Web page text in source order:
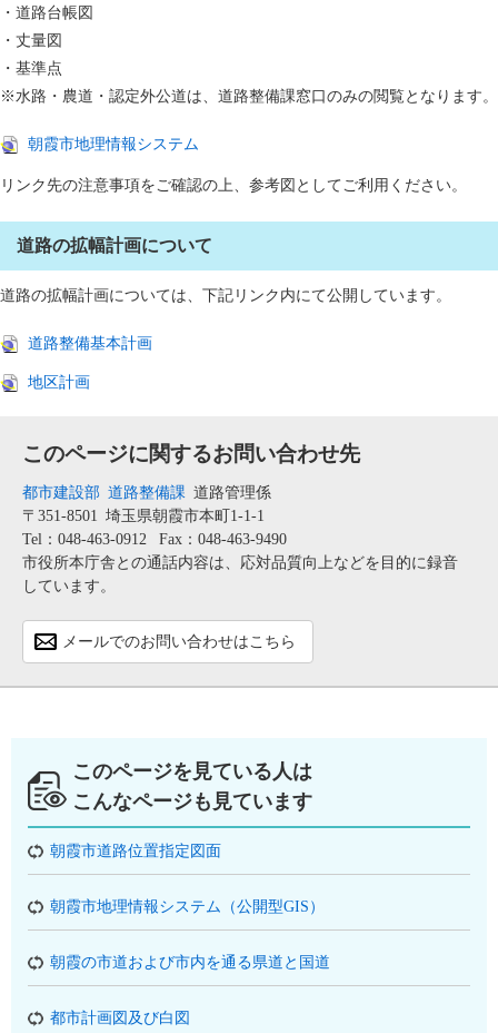
・道路台帳図
・丈量図
・基準点
※水路・農道・認定外公道は、道路整備課窓口のみの閲覧となります。
朝霞市地理情報システム
リンク先の注意事項をご確認の上、参考図としてご利用ください。
道路の拡幅計画について
道路の拡幅計画については、下記リンク内にて公開しています。
道路整備基本計画
地区計画
このページに関するお問い合わせ先
都市建設部 道路整備課 道路管理係
〒351-8501 埼玉県朝霞市本町1-1-1
Tel：048-463-0912
Fax：048-463-9490
市役所本庁舎との通話内容は、応対品質向上などを目的に録音
しています。
メールでのお問い合わせはこちら
このページを見ている人は
こんなページも見ています
朝霞市道路位置指定図面
朝霞市地理情報システム（公開型GIS）
朝霞の市道および市内を通る県道と国道
都市計画図及び白図